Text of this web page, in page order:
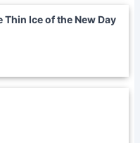
Thin Ice of the New Day